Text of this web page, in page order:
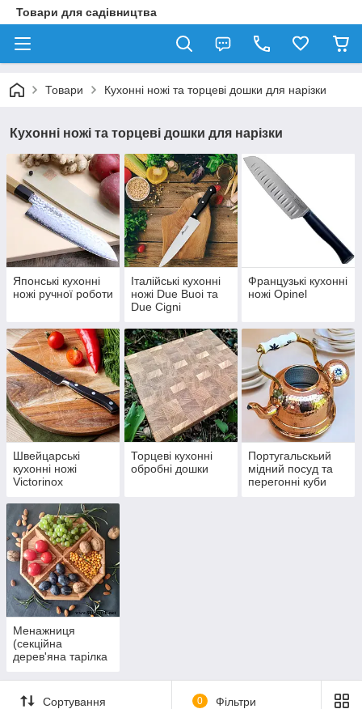
Товари для садівництва
Товари Кухонні ножі та торцеві дошки для нарізки
Кухонні ножі та торцеві дошки для нарізки
Японські кухонні
ножі ручної роботи
Італійські кухонні
ножі Due Buoi та
Due Cigni
Французькі кухонні
ножі Opinel
Швейцарські
кухонні ножі
Victorinox
Торцеві кухонні
обробні дошки
Португальскьий
мідний посуд та
перегонні куби
Менажниця
(секційна
дерев'яна тарілка
Сортування 0 Фільтри